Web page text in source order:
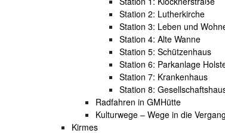
Station 2: Lutherkirche
Station 3: Leben und
Station 4: Alte Wanne
Station 5: Schützenhaus
Station 6: Parkanlage
Station 7: Krankenhaus
Station 8:
Radfahren in GMHütte
Kulturwege – Wege in die
Kirmes